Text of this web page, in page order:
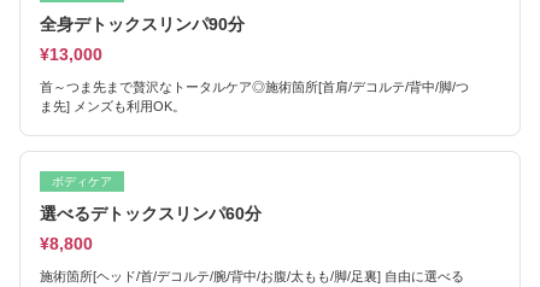
全身デトックスリンパ90分
¥13,000
首～つま先まで贅沢なトータルケア◎施術箇所[首肩/デコルテ/背中/脚/つ
ま先] メンズも利用OK。
ボディケア
選べるデトックスリンパ60分
¥8,800
施術箇所[ヘッド/首/デコルテ/腕/背中/お腹/太もも/脚/足裏] 自由に選べる